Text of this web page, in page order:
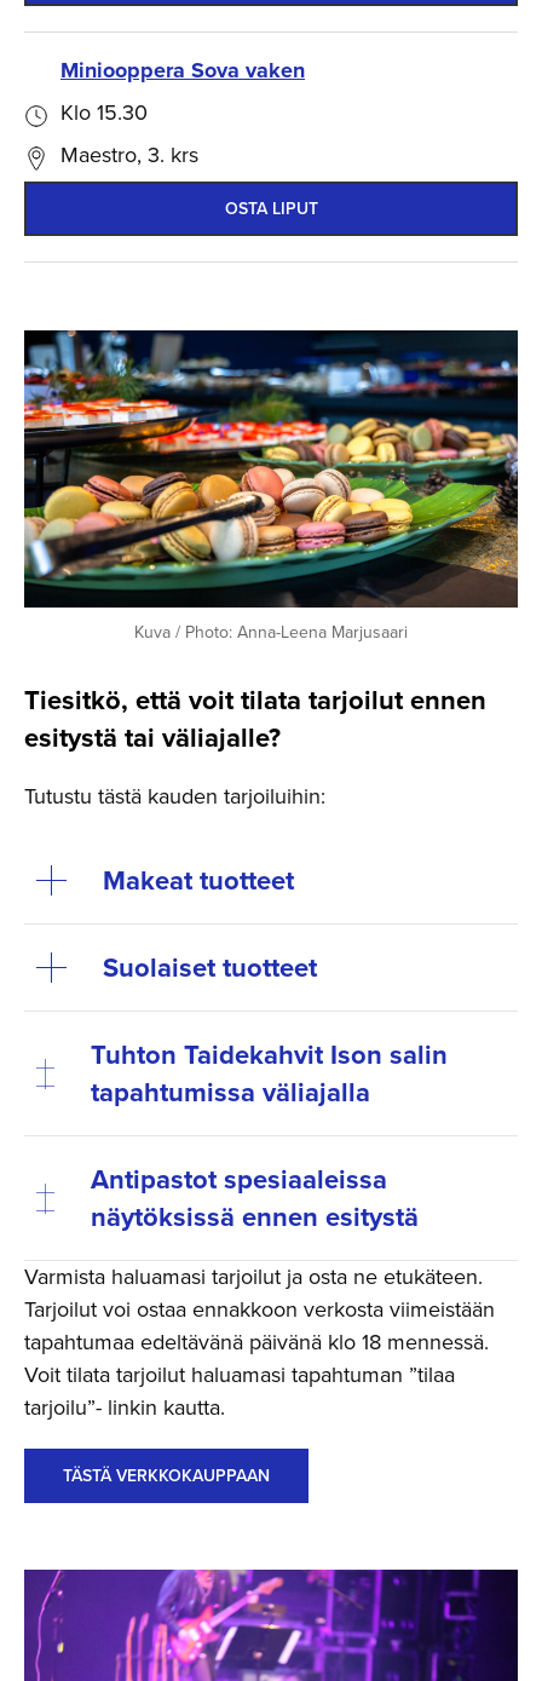
Miniooppera Sova vaken
Klo 15.30
Maestro, 3. krs
OSTA LIPUT
Kuva / Photo: Anna-Leena Marjusaari
Tiesitkö, että voit tilata tarjoilut ennen
esitystä tai väliajalle?
Tutustu tästä kauden tarjoiluihin:
Makeat tuotteet
Suolaiset tuotteet
Tuhton Taidekahvit Ison salin
tapahtumissa väliajalla
Antipastot spesiaaleissa
näytöksissä ennen esitystä
Varmista haluamasi tarjoilut ja osta ne etukäteen.
Tarjoilut voi ostaa ennakkoon verkosta viimeistään
tapahtumaa edeltävänä päivänä klo 18 mennessä.
Voit tilata tarjoilut haluamasi tapahtuman ”tilaa
tarjoilu”- linkin kautta.
TÄSTÄ VERKKOKAUPPAAN